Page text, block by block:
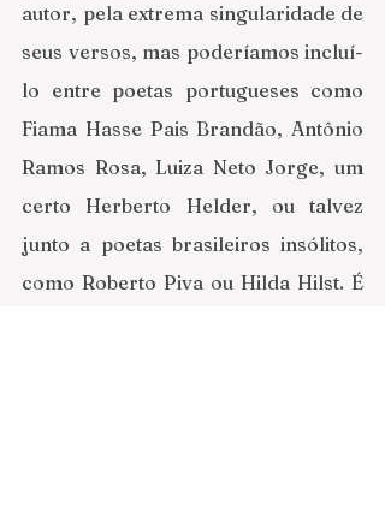
autor, pela extrema singularidade de
seus versos, mas poderíamos incluí-
lo entre poetas portugueses como
Fiama Hasse Pais Brandão, Antônio
Ramos Rosa, Luiza Neto Jorge, um
certo Herberto Helder, ou talvez
junto a poetas brasileiros insólitos,
como Roberto Piva ou Hilda Hilst. É